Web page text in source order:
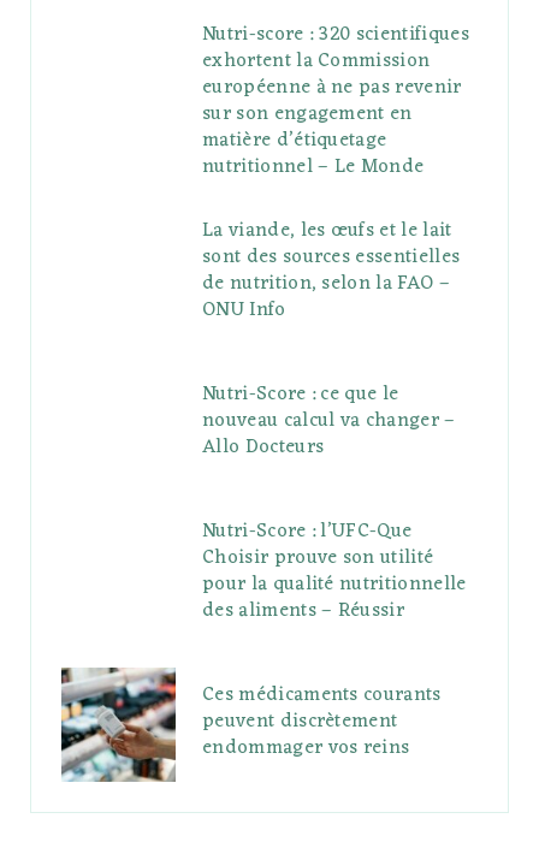
Nutri-score : 320 scientifiques
exhortent la Commission
européenne à ne pas revenir
sur son engagement en
matière d’étiquetage
nutritionnel – Le Monde
La viande, les œufs et le lait
sont des sources essentielles
de nutrition, selon la FAO –
ONU Info
Nutri-Score : ce que le
nouveau calcul va changer –
Allo Docteurs
Nutri-Score : l’UFC-Que
Choisir prouve son utilité
pour la qualité nutritionnelle
des aliments – Réussir
Ces médicaments courants
peuvent discrètement
endommager vos reins